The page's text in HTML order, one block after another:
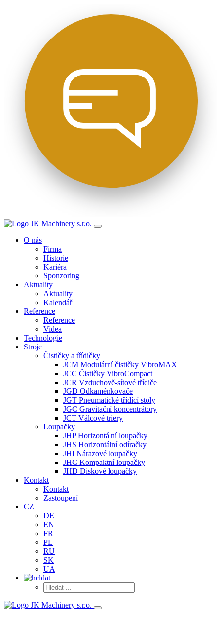
O nás
Firma
Historie
Kariéra
Sponzoring
Aktuality
Aktuality
Kalendář
Reference
Reference
Videa
Technologie
Stroje
Čističky a třídičky
JCM Modulární čističky VibroMAX
JCC Čističky VibroCompact
JCR Vzduchově-sítové třídiče
JGD Odkaménkovače
JGT Pneumatické třídící stoly
JGC Gravitační koncentrátory
JCT Válcové triery
Loupačky
JHP Horizontální loupačky
JHS Horizontální odíračky
JHI Nárazové loupačky
JHC Kompaktní loupačky
JHD Diskové loupačky
Kontakt
Kontakt
Zastoupení
CZ
DE
EN
FR
PL
RU
SK
UA